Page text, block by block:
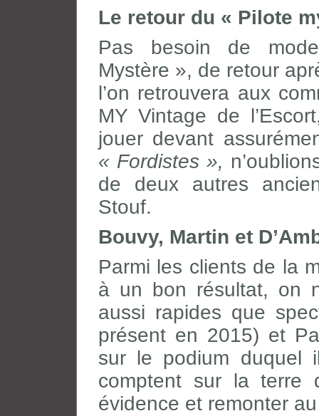
Le retour du « Pilote
Pas besoin de
Mystère », de retour
l’on retrouvera aux
MY Vintage de
jouer devant
« Fordistes »,
de deux autres
Stouf.
Bouvy, Martin et
Parmi les clients de la
à un bon résultat, on
aussi rapides que
présent en 2015) et
sur le podium duquel
comptent sur la terre
évidence et remonter